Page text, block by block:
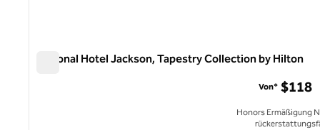
National Hotel Jackson, Tapestry Collection by Hilton
Von* $118
Honors Ermäßigung